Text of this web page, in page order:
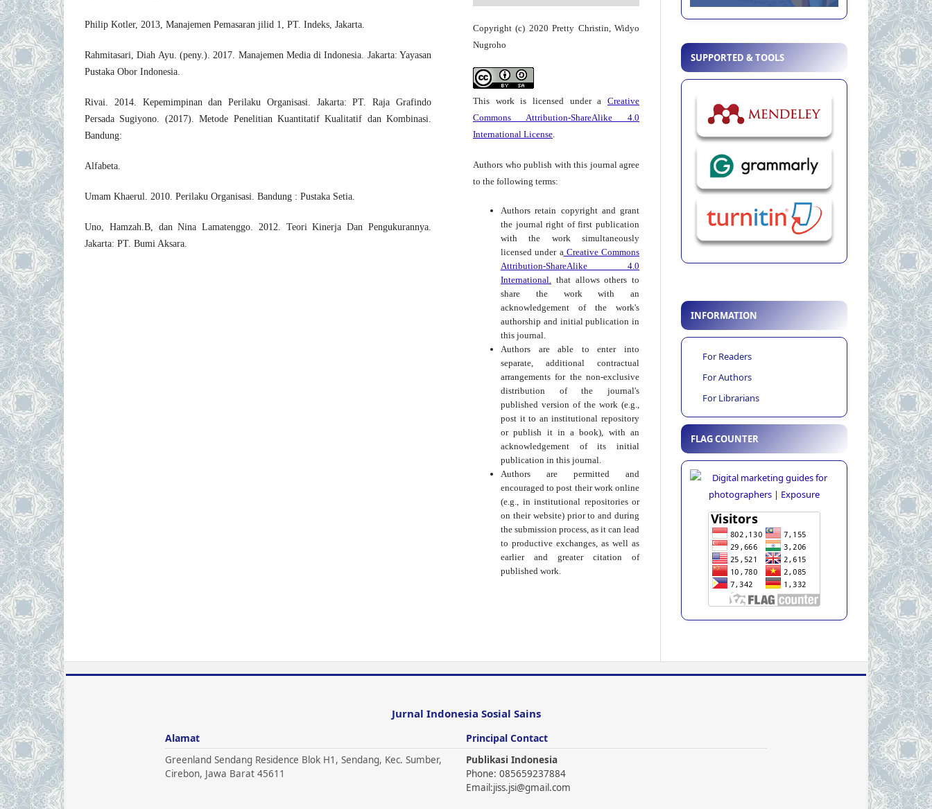
Philip Kotler, 2013, Manajemen Pemasaran jilid 1, PT. Indeks, Jakarta.
Rahmitasari, Diah Ayu. (peny.). 2017. Manajemen Media di Indonesia. Jakarta: Yayasan
Pustaka Obor Indonesia.
Rivai. 2014. Kepemimpinan dan Perilaku Organisasi. Jakarta: PT. Raja Grafindo
Persada Sugiyono. (2017). Metode Penelitian Kuantitatif Kualitatif dan Kombinasi.
Bandung:
Alfabeta.
Umam Khaerul. 2010. Perilaku Organisasi. Bandung : Pustaka Setia.
Uno, Hamzah.B, dan Nina Lamatenggo. 2012. Teori Kinerja Dan Pengukurannya.
Jakarta: PT. Bumi Aksara.
Copyright (c) 2020 Pretty Christin, Widyo
Nugroho
This work is licensed under a Creative
Commons Attribution-ShareAlike 4.0
International License
Authors who publish with this journal agree
to the following terms:
Authors retain copyright and grant
the journal right of first publication
with the work simultaneously
licensed under a Creative Commons
Attribution-ShareAlike 4.0
International.
that allows others to
share the work with an
acknowledgement of the work's
authorship and initial publication in
this journal.
Authors are able to enter into
separate, additional contractual
arrangements for the non-exclusive
distribution of the journal's
published version of the work (e.g.,
post it to an institutional repository
or publish it in a book), with an
acknowledgement of its initial
publication in this journal.
Authors are permitted and
encouraged to post their work online
(e.g., in institutional repositories or
on their website) prior to and during
the submission process, as it can lead
to productive exchanges, as well as
earlier and greater citation of
published work.
SUPPORTED & TOOLS
INFORMATION
For Readers
For Authors
For Librarians
FLAG COUNTER
Jurnal Indonesia Sosial Sains
Alamat
Greenland Sendang Residence Blok H1, Sendang, Kec. Sumber,
Cirebon, Jawa Barat 45611
Principal Contact
Publikasi Indonesia
Phone: 085659237884
Email:jiss.jsi@gmail.com